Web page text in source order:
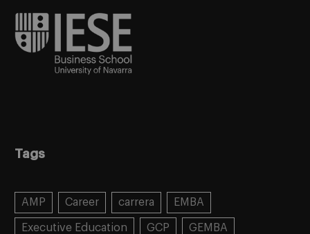
Tags
AMP Career carrera EMBA
Executive Education GCP GEMBA